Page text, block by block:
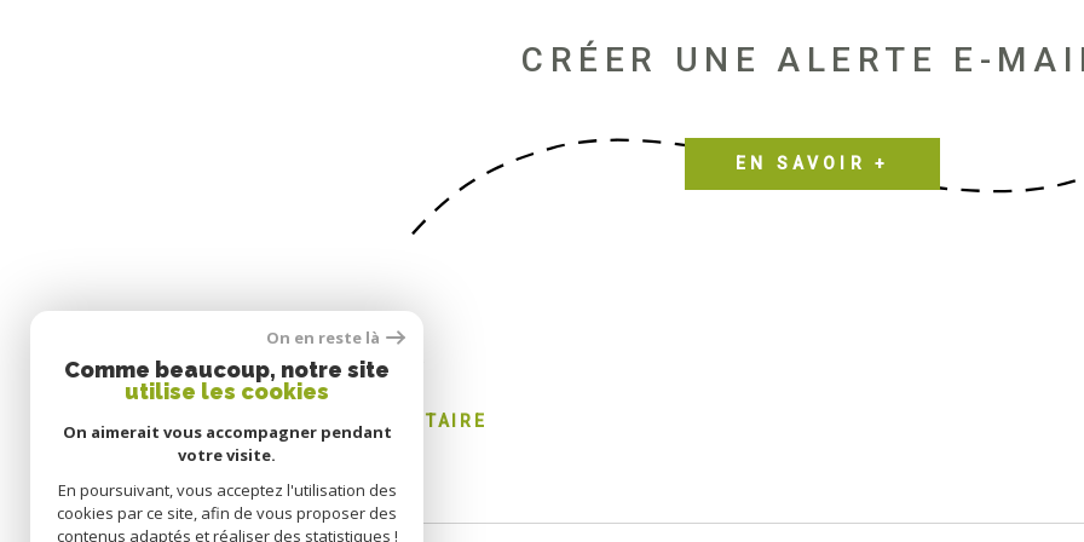
CRÉER UNE ALERTE E-
EN SAVOIR +
SE CONNECTER
ESPACE PROPRIÉTAIRE
On en reste là
Comme beaucoup, notre site
utilise les cookies
On aimerait vous accompagner pendant
votre visite.
En poursuivant, vous acceptez l'utilisation des
cookies par ce site, afin de vous proposer des
contenus adaptés et réaliser des statistiques !